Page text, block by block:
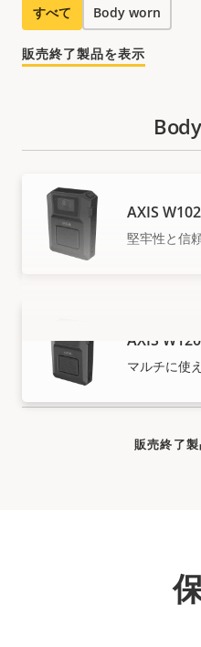
すべて Body worn
販売終了製品を表示
もっ
AXIS
堅牢性と信
AXIS
マルチに使
販売終了